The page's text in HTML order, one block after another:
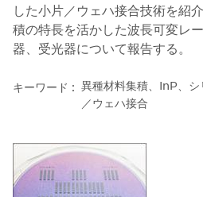
した小片／ウェハ接合技術を紹
積の特長を活かした波長可変レ
器、受光器について報告する。
キーワード : 異種材料集積、InP、
／ウェハ接合